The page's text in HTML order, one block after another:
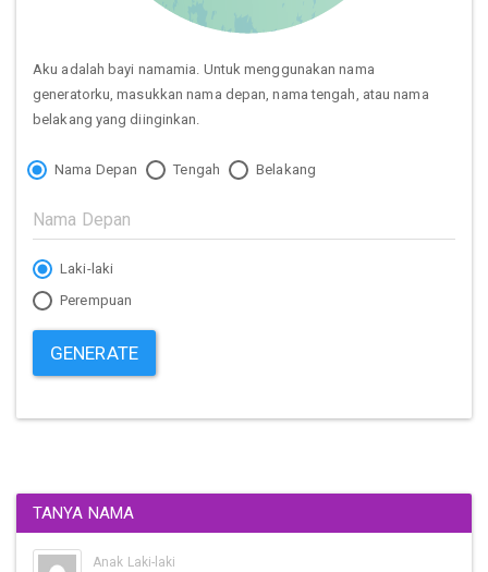
Aku adalah bayi namamia. Untuk menggunakan nama
generatorku, masukkan nama depan, nama tengah, atau nama
belakang yang diinginkan.
Nama Depan Tengah Belakang
Laki-laki
Perempuan
GENERATE
TANYA NAMA
Anak Laki-laki